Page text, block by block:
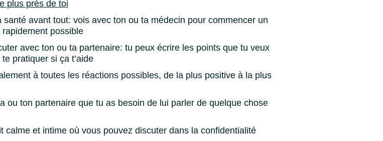
plus près de toi
santé avant tout: vois avec ton ou ta médecin pour commencer un
possible
avec ton ou ta partenaire: tu peux écrire les points que tu veux
pratiquer si ça t’aide
à toutes les réactions possibles, de la plus positive à la plus
ou ton partenaire que tu as besoin de lui parler de quelque chose
calme et intime où vous pouvez discuter dans la confidentialité